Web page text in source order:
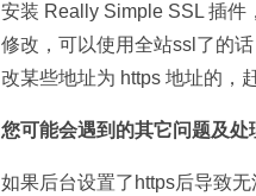
安装 Really Simple SSL 插件
修改，可以使用全站ssl了的
改某些地址为 https 地址的，
您可能会遇到的其它问题及处
如果后台设置了https后导致